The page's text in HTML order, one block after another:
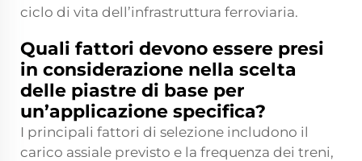
ciclo di vita dell’infrastruttura ferroviaria.
Quali fattori devono essere presi
in considerazione nella scelta
delle piastre di base per
un’applicazione specifica?
I principali fattori di selezione includono il
carico assiale previsto e la frequenza dei treni,